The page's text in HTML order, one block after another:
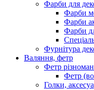
Фарби для
Фарби
Фарби
Фарби
Фурнітура
Валяння, фетр
Фетр
Фетр
Голки,